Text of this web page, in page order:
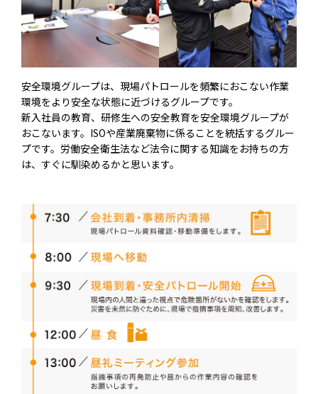
安全環境グループは、現場パトロールを頻繁におこない作業
環境をより安全な状態に近づけるグループです。
新入社員の教育、研修生への安全教育を安全環境グループが
おこないます。ISOや産業廃棄物に係ることを統括するグルー
プです。労働安全衛生法など法令に関する知識をお持ちの方
は、すぐに馴染めるかと思います。